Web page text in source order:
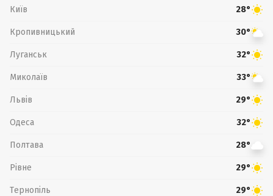
Київ 28°
Кропивницький 30°
Луганськ 32°
Миколаїв 33°
Львів 29°
Одеса 32°
Полтава 28°
Рівне 29°
Тернопіль 29°